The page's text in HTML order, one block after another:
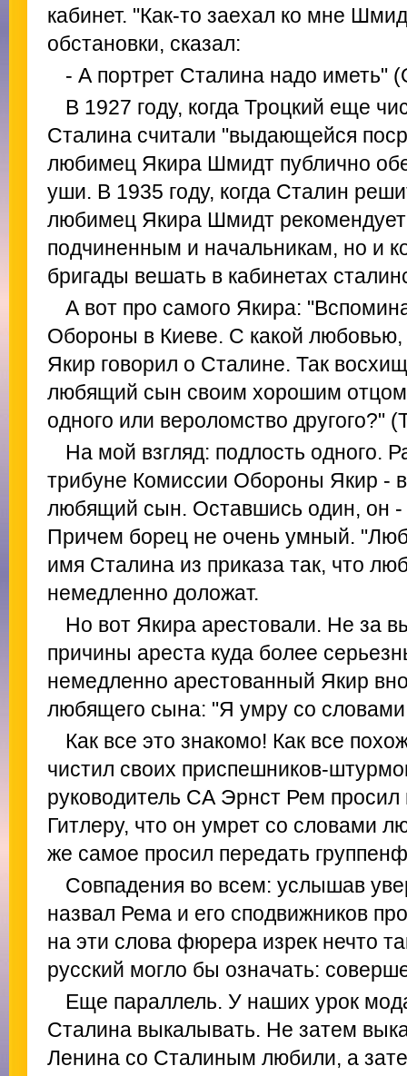
кабинет. "Как-то заехал ко мне
обстановки, сказал:
- А портрет Сталина надо иметь"
В 1927 году, когда Троцкий еще
Сталина считали "выдающейся
любимец Якира Шмидт публично
уши. В 1935 году, когда Сталин
любимец Якира Шмидт рекомендует
подчиненным и начальникам, но и
бригады вешать в кабинетах
А вот про самого Якира:
Обороны в Киеве. С какой
Якир говорил о Сталине. Так
любящий сын своим хорошим
одного или вероломство другого?"
На мой взгляд: подлость одного.
трибуне Комиссии Обороны Якир -
любящий сын. Оставшись один, он -
Причем борец не очень умный.
имя Сталина из приказа так, что
немедленно доложат.
Но вот Якира арестовали. Не за
причины ареста куда более
немедленно арестованный Якир
любящего сына: "Я умру со
Как все это знакомо! Как все
чистил своих приспешников-
руководитель СА Эрнст Рем
Гитлеру, что он умрет со словами
же самое просил передать
Совпадения во всем: услышав
назвал Рема и его сподвижников
на эти слова фюрера изрек нечто
русский могло бы означать:
Еще параллель. У наших урок
Сталина выкалывать. Не затем
Ленина со Сталиным любили, а